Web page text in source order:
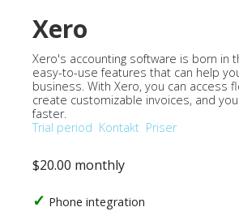
Xero
Xero's accounting software is born in
easy-to-use features that can help
business. With Xero, you can access
create customizable invoices, and
faster.
Trial period Kontakt Priser
$20.00 monthly
Phone integration